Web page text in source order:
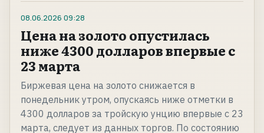
08.06.2026 09:28
Цена на золото опустилась
ниже 4300 долларов впервые с
23 марта
Биржевая цена на золото снижается в
понедельник утром, опускаясь ниже отметки в
4300 долларов за тройскую унцию впервые с 23
марта, следует из данных торгов. По состоянию